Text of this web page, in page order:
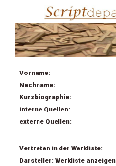
Vorname:
Nachname:
Kurzbiographie:
interne Quellen:
externe Quellen:
Vertreten in der Werkliste:
Darsteller: Werkliste anzeigen